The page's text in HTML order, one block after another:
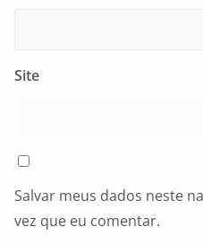
Site
Salvar meus dados neste
vez que eu comentar.